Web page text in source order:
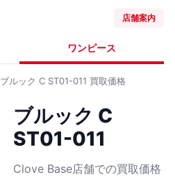
店舗案内
ワンピース
ブルック C ST01-011 買取価格
ブルック C
ST01-011
Clove Base店舗での買取価格